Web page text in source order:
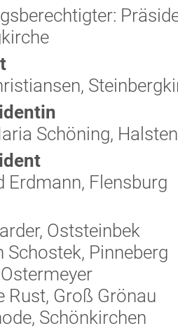
Schöning,
Erdmann, Flensburg
Oststeinbek
Schostek, Pinneberg
Rust, Groß Grönau
Schönkirchen